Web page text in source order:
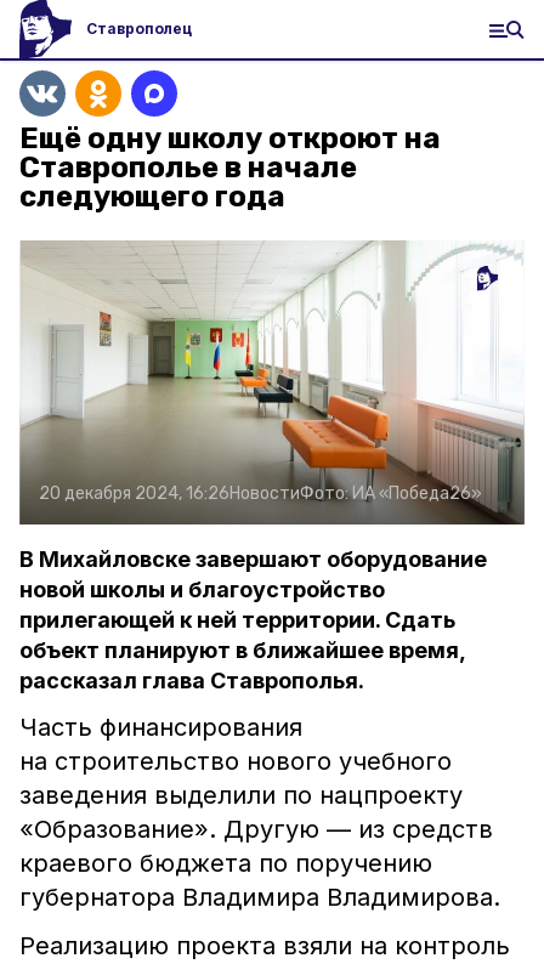
Ставрополец
Ещё одну школу откроют на
Ставрополье в начале
следующего года
20 декабря 2024, 16:26НовостиФото:ИА «Победа26»
В Михайловске завершают оборудование
новой школы и благоустройство
прилегающей к ней территории. Сдать
объект планируют в ближайшее время,
рассказал глава Ставрополья.
Часть финансирования
на строительство нового учебного
заведения выделили по нацпроекту
«Образование». Другую — из средств
краевого бюджета по поручению
губернатора Владимира Владимирова.
Реализацию проекта взяли на контроль